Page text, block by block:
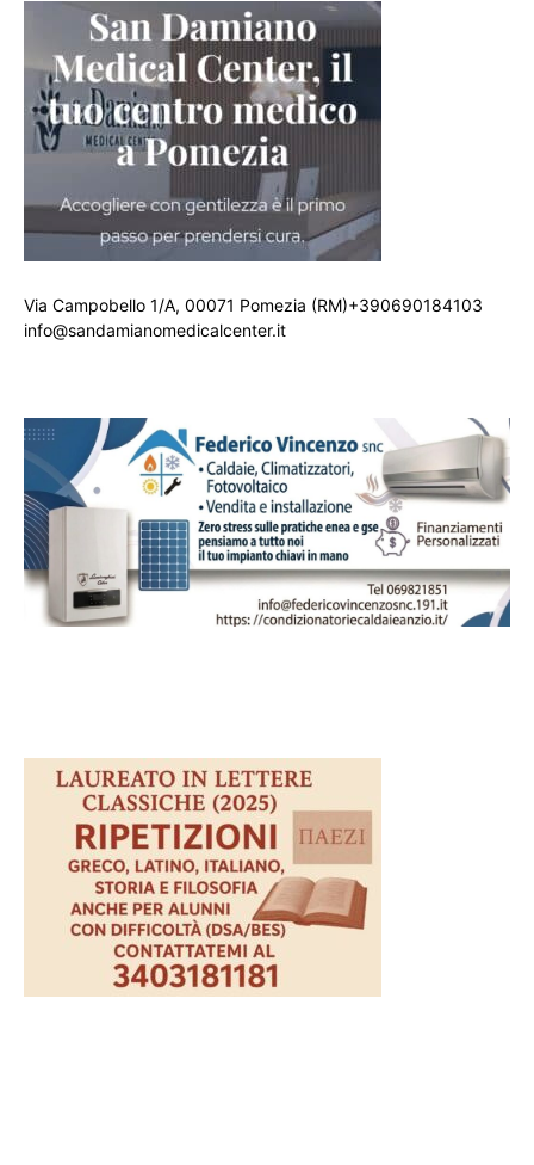
Via Campobello 1/A, 00071 Pomezia (RM)+390690184103
info@sandamianomedicalcenter.it